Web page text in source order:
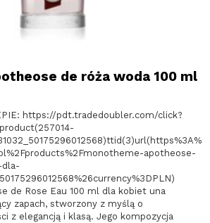
de róża woda 100 ml
https://pdt.tradedoubler.com/click?
apotheose-
dla-
de Rose Eau 100 ml dla kobiet una
zapach, stworzony z myślą o
z elegancją i klasą. Jego kompozycja